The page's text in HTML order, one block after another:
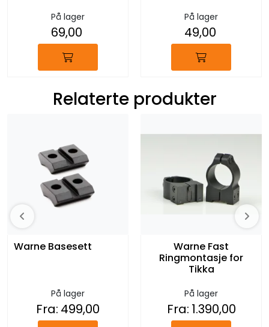
På lager
69,00
På lager
49,00
Relaterte produkter
Warne Basesett
På lager
Fra: 499,00
Warne Fast
Ringmontasje for
Tikka
På lager
Fra: 1.390,00